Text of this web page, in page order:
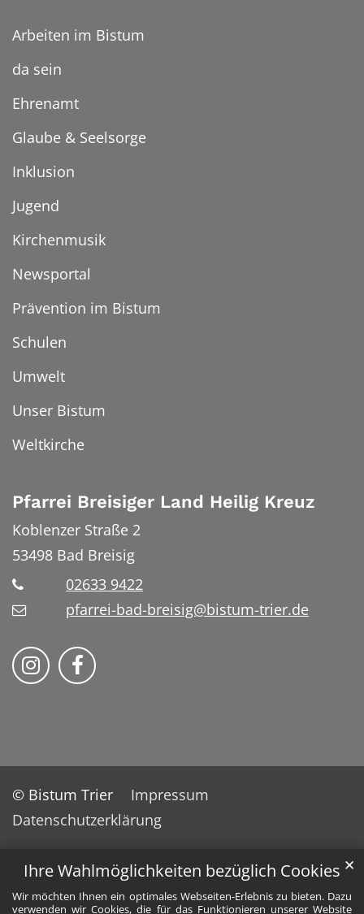
Ihre Wahlmöglichkeiten bezüglich Cookies
Wir möchten Ihnen ein optimales Webseiten-Erlebnis zu bieten. Dazu
verwenden wir Cookies, die für das Funktionieren unserer Website
✕
Arbeiten im Bistum
da sein
Ehrenamt
Glaube & Seelsorge
Inklusion
Jugend
Kirchenmusik
Newsportal
Prävention im Bistum
Schulen
Umwelt
Unser Bistum
Weltkirche
Pfarrei Breisiger Land Heilig Kreuz
Koblenzer Straße 2
53498 Bad Breisig
02633 9422
pfarrei-bad-breisig@bistum-trier.de
Folge uns auf Instragram
Folge uns auf Facebook
© Bistum Trier
Impressum
Datenschutzerklärung